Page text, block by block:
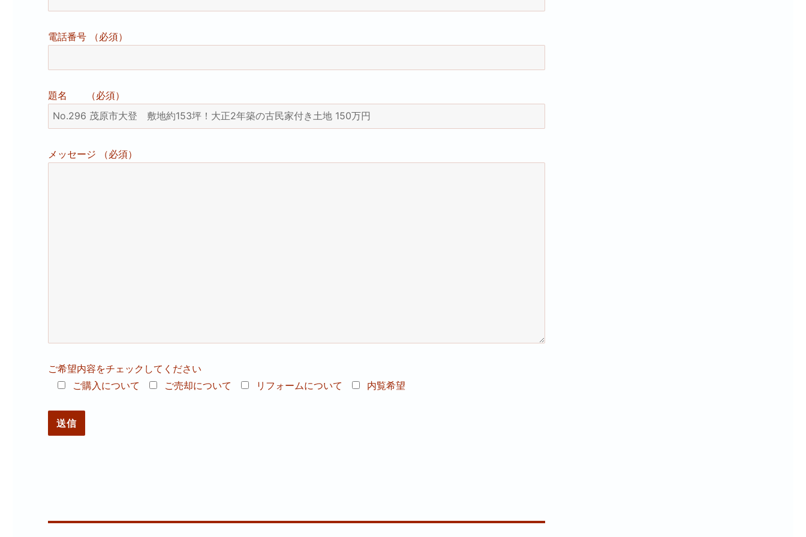
電話番号 （必須）
題名 （必須）
メッセージ （必須）
ご希望内容をチェックしてください
ご購入について
ご売却について リフォームについて 内覧希望